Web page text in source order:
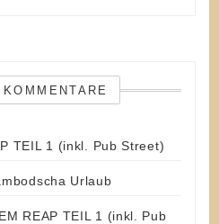
TEIL 1 (inkl. Pub Street)
Urlaub
REAP TEIL 1 (inkl. Pub